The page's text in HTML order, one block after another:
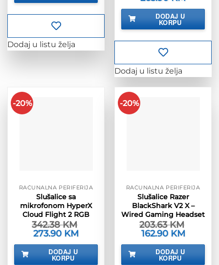
Dodaj u listu želja
cijena
bila
332.38 KM.
je:
DODAJ U
KORPU
Dodaj u listu želja
-20%
RAČUNALNA PERIFERIJA
Slušalice sa
mikrofonom HyperX
Cloud Flight 2 RGB
342.38KM
Izvorna
cijena
bila
342.38 KM.
273.90 KM
je:
DODAJ U
KORPU
-20%
RAČUNALNA PERIFERIJA
Slušalice Razer
BlackShark V2 X –
Wired Gaming Headset
203.63KM
Izvorna
cijena
bila
203.63 KM.
162.90 KM
je:
DODAJ U
KORPU